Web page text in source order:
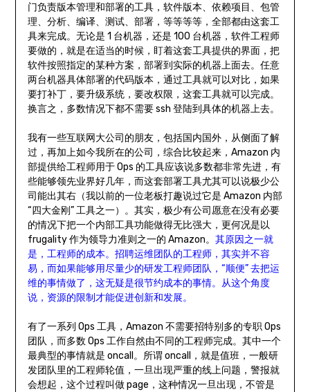
门负责版本管理和部署的工具，软件版本、依赖项目、包管
理、分析、编译、测试、部署，等等等等，全部都由这套工
具来完成。无论是 1 台机器，还是 100 台机器，软件工程师
要做的，就是在适当的时候，盯着这套工具提供的界面，把
软件按照指定的某种方案，部署到实际的机器上面去。任意
两台机器具体部署的代码版本，通过工具就可以对比，如果
要打补丁，要升级系统，要改权限，这套工具就可以完成。
换言之，多数情况下都不需要 ssh 登陆到具体的机器上去。
我有一些互联网大公司的朋友，包括国内国外，从侧面了解
过，再加上如今我所在的公司，综合比较起来，Amazon 内
部提供给工程师用于 Ops 的工具应该说多数都非常先进，有
些能够领先业界好几年，而这套部署工具尤其可以说极少公
司能出其右（我以前的一位老板打趣说过它是 Amazon 内部
“四大金刚” 工具之一）。其实，极少有公司愿意在没有必要
的情况下把一个内部工具功能做得无比强大，更何况是以
frugality 作为领导力准则之一的 Amazon。 其原因之一就
是，工程师的成本。招聘运维团队的工程师，其实并不容
易，而如果能够用尽量少的研发工程师团队，“顺便” 去把运
维的事情做了，这无疑是很节约成本的事情。从这个角度
说，资源的限制才能促进创新和发展。
有了一系列 Ops 工具，Amazon 不需要招特别多的专职 Ops
团队，而多数 Ops 工作自然由不同的工程师完成。其中一个
最典型的事情就是 oncall。所谓 oncall，就是值班，一般研
发团队里的工程师轮值，一旦出现严重的线上问题，警报就
会想起，这个过程叫做 page，这种情况一旦出现，不管是